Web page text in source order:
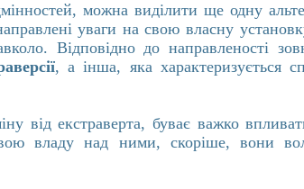
можна виділити ще одну
уваги на свою власну
Відповідно до направленості
, а інша, яка характеризується
від екстраверта, буває важко
владу над ними, скоріше, вони